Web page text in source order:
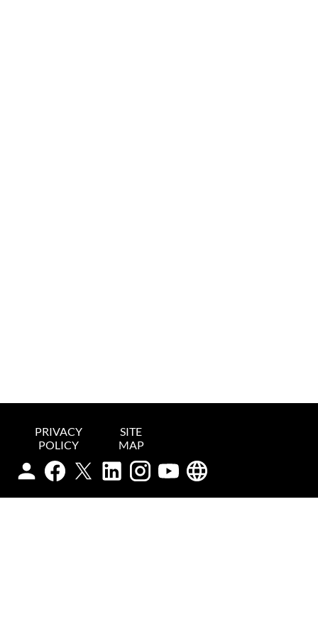
PRIVACY
POLICY
SITE
MAP